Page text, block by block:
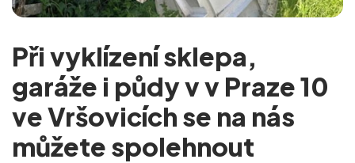
Při vyklízení sklepa,
garáže i půdy v v Praze 10
ve Vršovicích se na nás
můžete spolehnout